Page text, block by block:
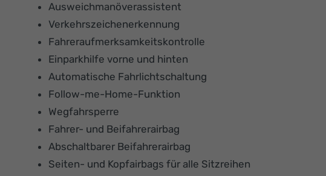
Ausweichmanöverassistent
Verkehrszeichenerkennung
Fahreraufmerksamkeitskontrolle
Einparkhilfe vorne und hinten
Automatische Fahrlichtschaltung
Follow-me-Home-Funktion
Wegfahrsperre
Fahrer- und Beifahrerairbag
Abschaltbarer Beifahrerairbag
Seiten- und Kopfairbags für alle Sitzreihen